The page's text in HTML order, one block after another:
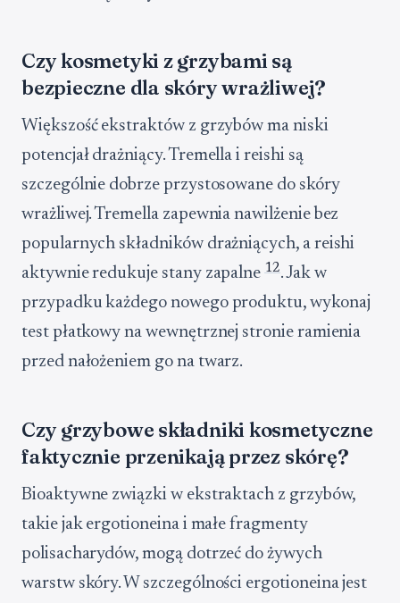
Czy kosmetyki z grzybami są
bezpieczne dla skóry wrażliwej?
Większość ekstraktów z grzybów ma niski
potencjał drażniący. Tremella i reishi są
szczególnie dobrze przystosowane do skóry
wrażliwej. Tremella zapewnia nawilżenie bez
popularnych składników drażniących, a reishi
aktywnie redukuje stany zapalne12. Jak w
przypadku każdego nowego produktu, wykonaj
test płatkowy na wewnętrznej stronie ramienia
przed nałożeniem go na twarz.
Czy grzybowe składniki kosmetyczne
faktycznie przenikają przez skórę?
Bioaktywne związki w ekstraktach z grzybów,
takie jak ergotioneina i małe fragmenty
polisacharydów, mogą dotrzeć do żywych
warstw skóry. W szczególności ergotioneina jest